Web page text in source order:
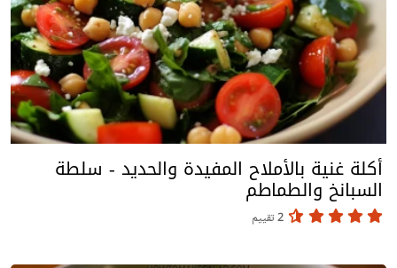
أكلة غنية بالأملاح المفيدة والحديد - سلطة
السبانخ والطماطم
2 تقييم